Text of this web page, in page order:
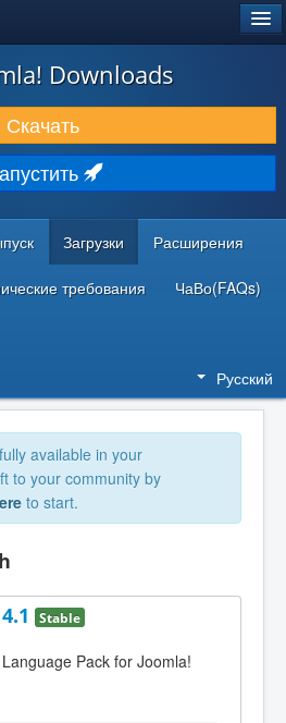
Downloads
Скачать
Загрузки Расширения
требования ЧаВо(FAQs)
Русский
available in your
to your community by
to start.
Stable
Pack for Joomla!